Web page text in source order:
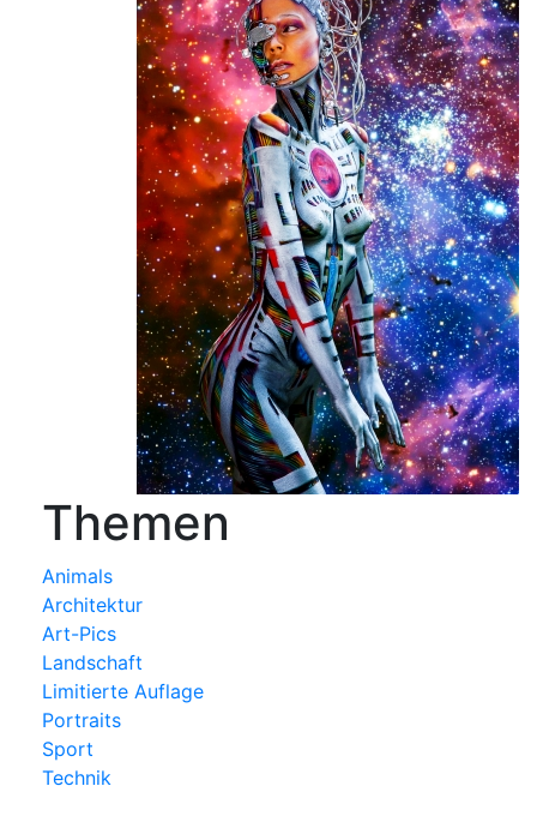
Themen
Animals
Architektur
Art-Pics
Landschaft
Limitierte Auflage
Portraits
Sport
Technik